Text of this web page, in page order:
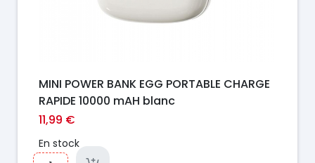
MINI POWER BANK EGG PORTABLE CHARGE
RAPIDE 10000 mAH blanc
11,99 €
En stock